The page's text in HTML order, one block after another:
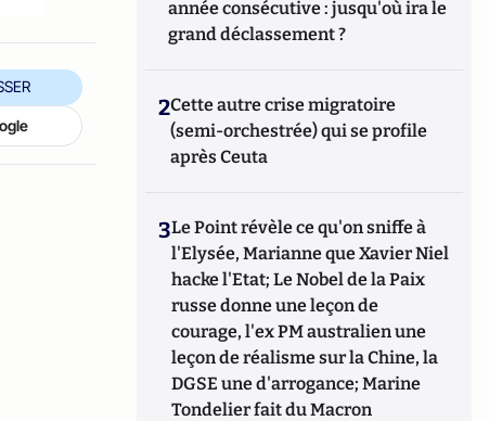
année consécutive : jusqu'où ira le
grand déclassement ?
2Cette autre crise migratoire
(semi-orchestrée) qui se profile
après Ceuta
3Le Point révèle ce qu'on sniffe à
l'Elysée, Marianne que Xavier Niel
hacke l'Etat; Le Nobel de la Paix
russe donne une leçon de
courage, l'ex PM australien une
leçon de réalisme sur la Chine, la
DGSE une d'arrogance; Marine
Tondelier fait du Macron